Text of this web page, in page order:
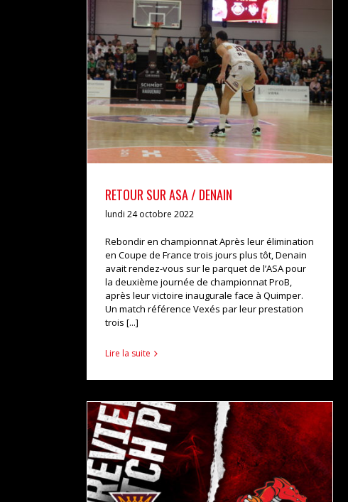
RETOUR SUR ASA / DENAIN
actualités pro b
RETOUR SUR ASA / DENAIN
lundi 24 octobre 2022
Rebondir en championnat Après leur élimination
en Coupe de France trois jours plus tôt, Denain
avait rendez-vous sur le parquet de l’ASA pour
la deuxième journée de championnat ProB,
après leur victoire inaugurale face à Quimper.
Un match référence Vexés par leur prestation
trois [...]
Lire la suite